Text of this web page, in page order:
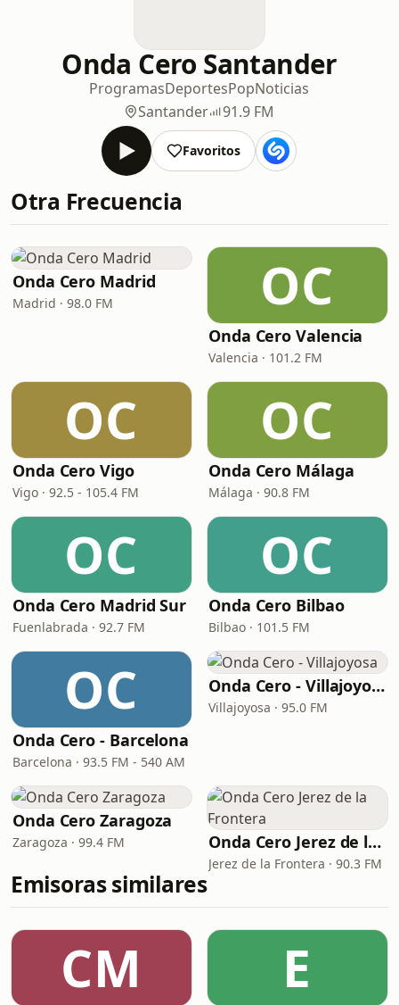
Onda Cero Santander
ProgramasDeportesPopNoticias
Santander
91.9 FM
Favoritos
Otra Frecuencia
Onda Cero Madrid
Madrid · 98.0 FM OC
Onda Cero Valencia
Valencia · 101.2 FM
OC
Onda Cero Vigo
Vigo · 92.5 - 105.4 FM
OC
Onda Cero Málaga
Málaga · 90.8 FM
OC
Onda Cero Madrid Sur
Fuenlabrada · 92.7 FM
OC
Onda Cero Bilbao
Bilbao · 101.5 FM
OC
Onda Cero - Barcelona
Barcelona · 93.5 FM - 540 AM
Onda Cero - Villajoyosa
Villajoyosa · 95.0 FM
Onda Cero Zaragoza
Zaragoza · 99.4 FM Onda Cero Jerez de la Frontera
Jerez de la Frontera · 90.3 FM
Emisoras similares
CM E